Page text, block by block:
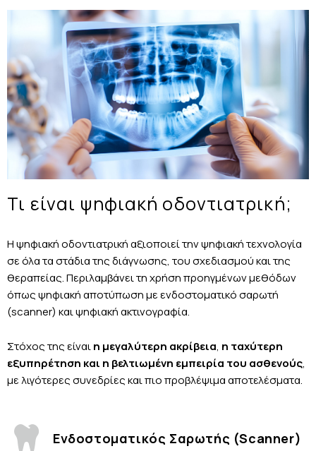
Τι είναι ψηφιακή οδοντιατρική;
Η ψηφιακή οδοντιατρική αξιοποιεί την ψηφιακή τεχνολογία
σε όλα τα στάδια της διάγνωσης, του σχεδιασμού και της
θεραπείας. Περιλαμβάνει τη χρήση προηγμένων μεθόδων
όπως ψηφιακή αποτύπωση με ενδοστοματικό σαρωτή
(scanner) και ψηφιακή ακτινογραφία.
Στόχος της είναιη μεγαλύτερη ακρίβεια, η ταχύτερη
εξυπηρέτηση και η βελτιωμένη εμπειρία του ασθενούς,
με λιγότερες συνεδρίες και πιο προβλέψιμα αποτελέσματα.
Ενδοστοματικός Σαρωτής (Scanner)